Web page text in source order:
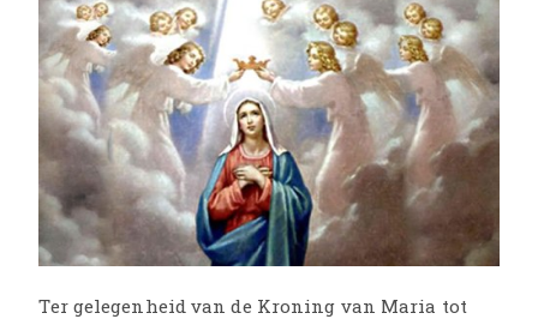
Ter gelegenheid van de Kroning van Maria tot